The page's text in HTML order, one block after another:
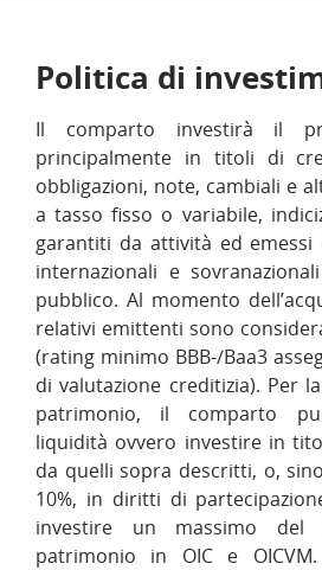
Politica di
Il comparto investirà il
principalmente in titoli di
obbligazioni, note, cambiali e
a tasso fisso o variabile,
garantiti da attività ed emessi
internazionali e
pubblico. Al momento
relativi emittenti sono
(rating minimo BBB-/Baa3
di valutazione creditizia). Per
patrimonio, il comparto
liquidità ovvero investire in
da quelli sopra descritti, o,
10%, in diritti di
investire un massimo del
patrimonio in OIC e